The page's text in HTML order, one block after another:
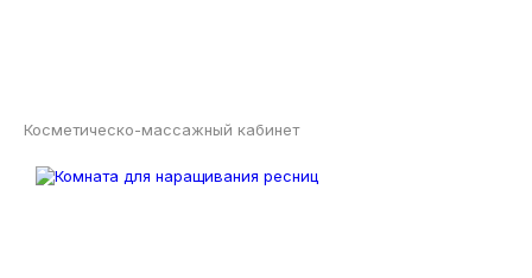
Косметическо-массажный кабинет